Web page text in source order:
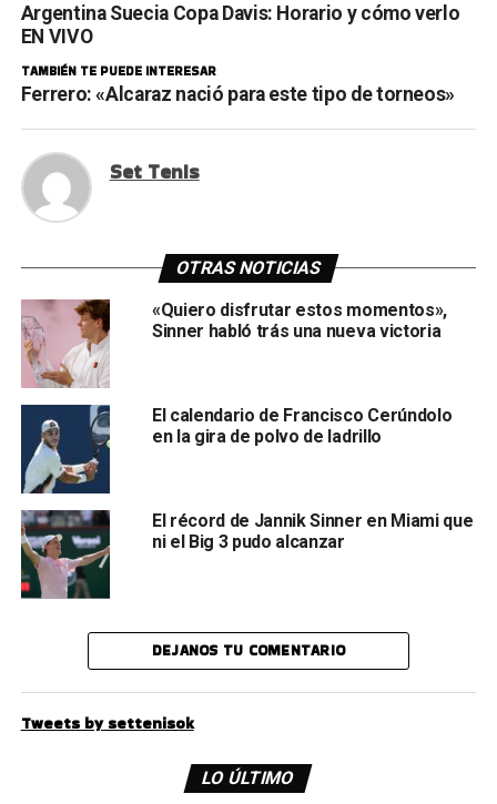
Argentina Suecia Copa Davis: Horario y cómo verlo
EN VIVO
TAMBIÉN TE PUEDE INTERESAR
Ferrero: «Alcaraz nació para este tipo de torneos»
Set Tenis
OTRAS NOTICIAS
«Quiero disfrutar estos momentos»,
Sinner habló trás una nueva victoria
El calendario de Francisco Cerúndolo
en la gira de polvo de ladrillo
El récord de Jannik Sinner en Miami que
ni el Big 3 pudo alcanzar
DEJANOS TU COMENTARIO
Tweets by settenisok
LO ÚLTIMO